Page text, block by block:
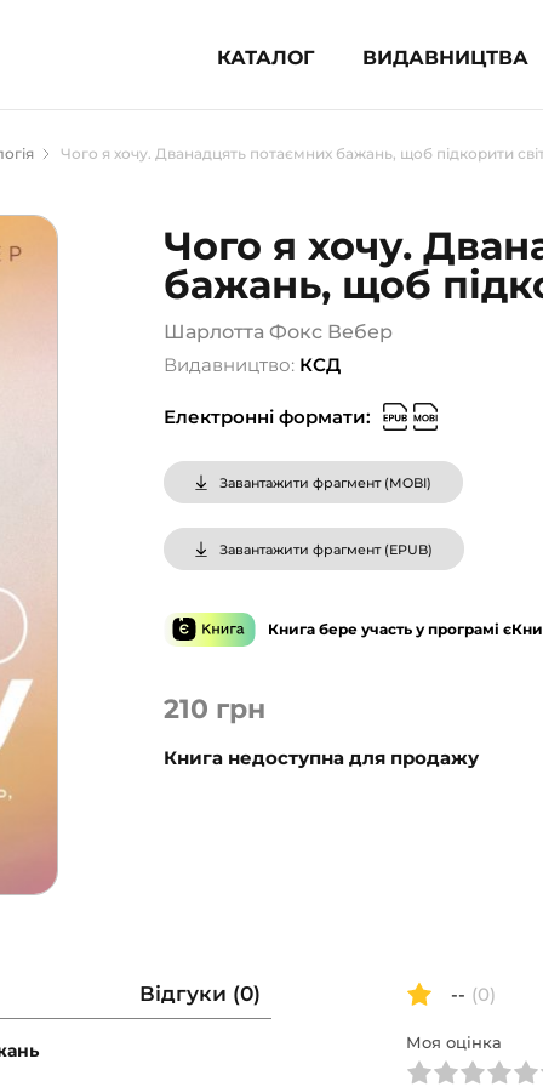
КАТАЛОГ ВИДАВНИЦТВА
література (1854)
для підлітків (240)
популярна література (1015)
література та посібники
довідники, словники
сертифікати (1)
Чого я хочу. Дванадцять потаємних бажань, щоб підкорити
Чого я хочу.
бажань, щоб
Шарлотта Фокс Вебер
Видавництво: КСД
Електронні формати:
210 грн
Книга недоступна для продажу
Завантажити фрагмент (MOBI)
Завантажити фрагмент (EPUB)
Книга бере участь у програмі
Відгуки (0) -- (0)
Моя оцінка